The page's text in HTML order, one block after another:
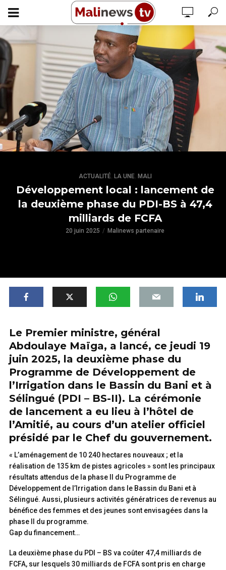
ACTUALITÉ, LA UNE, MALI
Développement local : lancement de
la deuxième phase du PDI-BS à 47,4
milliards de FCFA
20 juin 2025 Malinews partenaire
Le Premier ministre, général
Abdoulaye Maïga, a lancé, ce jeudi 19
juin 2025, la deuxième phase du
Programme de Développement de
l’Irrigation dans le Bassin du Bani et à
Sélingué (PDI – BS-II). La cérémonie
de lancement a eu lieu à l’hôtel de
l’Amitié, au cours d’un atelier officiel
présidé par le Chef du gouvernement.
« L’aménagement de 10 240 hectares nouveaux ; et la
réalisation de 135 km de pistes agricoles » sont les principaux
résultats attendus de la phase II du Programme de
Développement de l’Irrigation dans le Bassin du Bani et à
Sélingué. Aussi, plusieurs activités génératrices de revenus au
bénéfice des femmes et des jeunes sont envisagées dans la
phase II du programme.
Gap du financement…
La deuxième phase du PDI – BS va coûter 47,4 milliards de
FCFA, sur lesquels 30 milliards de FCFA sont pris en charge